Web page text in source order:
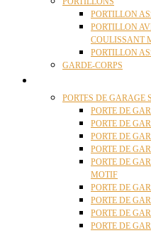
PORTILLON
PORTILLON
COULISSANT
PORTILLON
GARDE-CORPS
PORTES DE GARAGE
PORTE DE
PORTE DE
PORTE DE
PORTE DE
PORTE DE
MOTIF
PORTE DE
PORTE DE
PORTE DE
PORTE DE